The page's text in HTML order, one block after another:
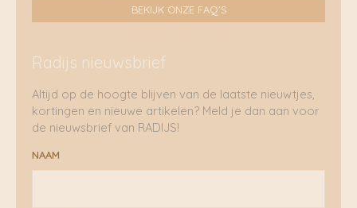
BEKIJK ONZE FAQ'S
Radijs nieuwsbrief
Altijd op de hoogte blijven van de laatste nieuwtjes,
kortingen en nieuwe artikelen? Meld je dan aan voor
de nieuwsbrief van RADIJS!
NAAM